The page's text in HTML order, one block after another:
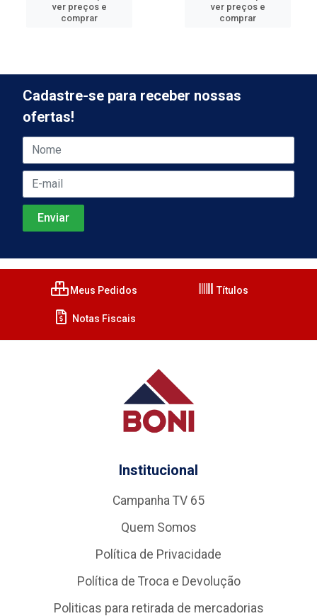
ver preços e
comprar
ver preços e
comprar
Cadastre-se para receber nossas
ofertas!
Meus Pedidos Títulos
Notas Fiscais
Institucional
Campanha TV 65
Quem Somos
Política de Privacidade
Política de Troca e Devolução
Politicas para retirada de mercadorias